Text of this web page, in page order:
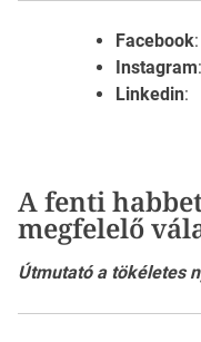
Facebook:
Instagram:
Linkedin:
A fenti
megfelelő
Útmutató a tökéletes